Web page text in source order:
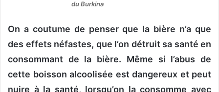
r
i
e
du Burkina
On a coutume de penser que la bière n’a que
des effets néfastes, que l’on détruit sa santé en
consommant de la bière. Même si l’abus de
cette boisson alcoolisée est dangereux et peut
nuire à la santé, lorsqu’on la consomme avec